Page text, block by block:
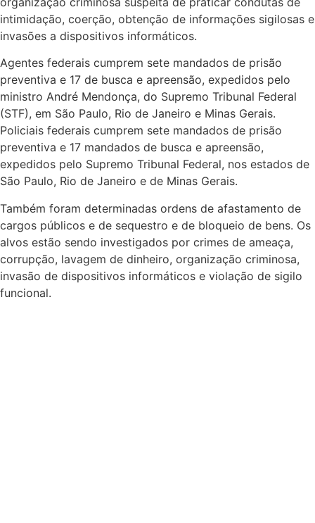
intimidação, coerção, obtenção de informações sigilosas e
invasões a dispositivos informáticos.
Agentes federais cumprem sete mandados de prisão
preventiva e 17 de busca e apreensão, expedidos pelo
ministro André Mendonça, do Supremo Tribunal Federal
(STF), em São Paulo, Rio de Janeiro e Minas Gerais.
Policiais federais cumprem sete mandados de prisão
preventiva e 17 mandados de busca e apreensão,
expedidos pelo Supremo Tribunal Federal, nos estados de
São Paulo, Rio de Janeiro e de Minas Gerais.
Também foram determinadas ordens de afastamento de
cargos públicos e de sequestro e de bloqueio de bens. Os
alvos estão sendo investigados por crimes de ameaça,
corrupção, lavagem de dinheiro, organização criminosa,
invasão de dispositivos informáticos e violação de sigilo
funcional.